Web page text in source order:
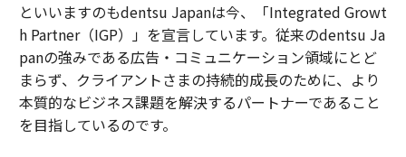
といいますのもdentsu Japanは今、「Integrated Growt
h Partner（IGP）」を宣言しています。従来のdentsu Ja
panの強みである広告・コミュニケーション領域にとど
まらず、クライアントさまの持続的成長のために、より
本質的なビジネス課題を解決するパートナーであること
を目指しているのです。